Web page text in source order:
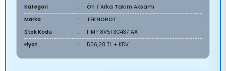
Kategori
Ön / Arka Takım Aksamı
Marka
TEKNOROT
Stok Kodu
HMP 8V51 3C437 AA
Fiyat
506,28 TL + KDV